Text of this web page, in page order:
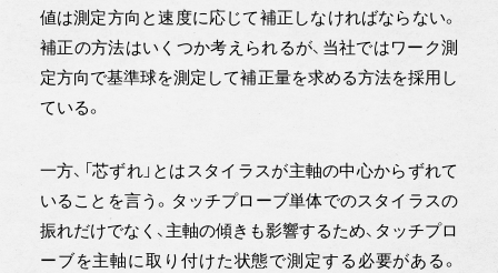
値は測定方向と速度に応じて補正しなければならない。
補正の方法はいくつか考えられるが、当社ではワーク測
定方向で基準球を測定して補正量を求める方法を採用し
ている。
一方、「芯ずれ」とはスタイラスが主軸の中心からずれて
いることを言う。タッチプローブ単体でのスタイラスの
振れだけでなく、主軸の傾きも影響するため、タッチプロ
ーブを主軸に取り付けた状態で測定する必要がある。